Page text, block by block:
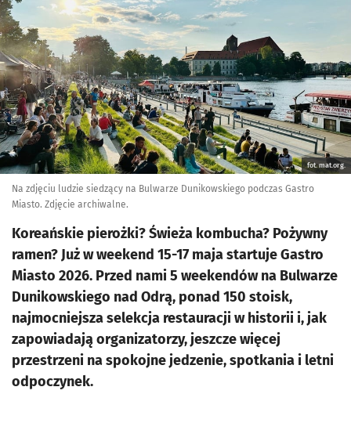
Kliknij, aby powiększyć
fot. mat.org.
Na zdjęciu ludzie siedzący na Bulwarze Dunikowskiego podczas Gastro
Miasto. Zdjęcie archiwalne.
Koreańskie pierożki? Świeża kombucha? Pożywny
ramen? Już w weekend 15-17 maja startuje Gastro
Miasto 2026. Przed nami 5 weekendów na Bulwarze
Dunikowskiego nad Odrą, ponad 150 stoisk,
najmocniejsza selekcja restauracji w historii i, jak
zapowiadają organizatorzy, jeszcze więcej
przestrzeni na spokojne jedzenie, spotkania i letni
odpoczynek.